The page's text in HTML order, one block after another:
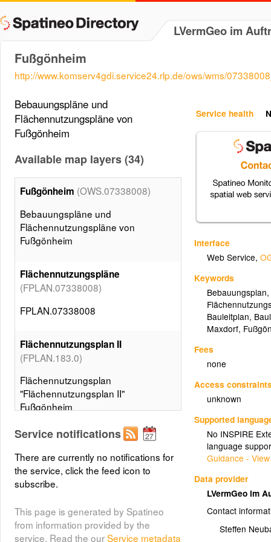
LVermGeo im
Fußgönheim
http://www.komserv4gdi.service24.rlp.de/ows/wms/
Service health
Interface
Web Service,
Keywords
Bebauungsplan
Bauleitplan,
Maxdorf,
Fees
none
Access
unknown
Supported
No INSPIRE
language
Guidance -
Data provider
LVermGeo im
Contact
Steffen
Bebauungspläne und
Flächennutzungspläne von
Fußgönheim
Available map layers (34)
Fußgönheim (OWS.07338008)
Bebauungspläne und
Flächennutzungspläne von
Fußgönheim
Flächennutzungspläne
(FPLAN.07338008)
FPLAN.07338008
Flächennutzungsplan II
(FPLAN.183.0)
Flächennutzungsplan
"Flächennutzungsplan II"
Fußgönheim
Flächennutzungsplan II I.
Änderung (FPLAN.183.1)
Flächennutzungsplan
"Flächennutzungsplan II"
Umringe der
Service notifications
There are currently no notifications for
the service, click the feed icon to
subscribe.
This page is generated by Spatineo
from information provided by the
service. Read the ourService metadata